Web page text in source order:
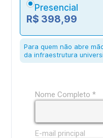
Presencial
R$ 398,99
Para quem não abre
da infraestrutura